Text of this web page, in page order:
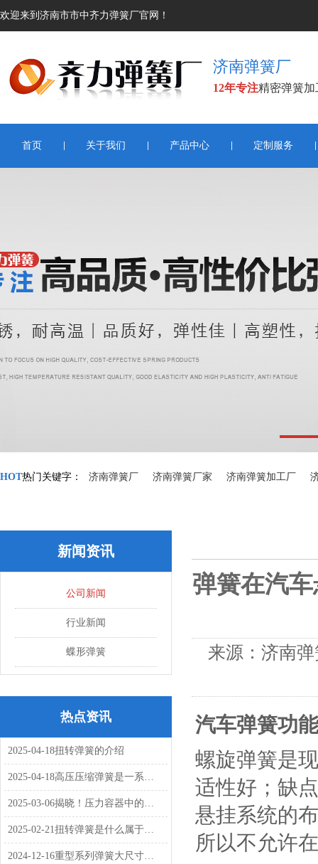
欢迎来到济南市市中齐力弹簧厂官网！
济南弹簧厂
12年专注精密弹簧
首页 关于我们 产品中心 定制服务
HOT热门关键字： 济南弹簧厂 济南弹簧厂家 济南弹簧加工厂
新闻资讯
公司新闻
行业新闻
蝶形弹簧
热点资讯
2025-04-18扭转弹簧的介绍
2025-04-18高压压缩弹簧是一系列细长的低指数压缩弹簧吗
2025-03-06揭晓！压力容器中的关键紧固件：碟形弹簧
2025-02-21扭转弹簧是什么属于螺旋弹簧吗？独特之处是什么
2024-12-16重型系列弹簧大尺寸和高弹簧刚度组合
弹簧在汽
来源：济南
汽车弹簧功
螺旋弹簧是
适性好；缺
悬挂系统的
所以不允许